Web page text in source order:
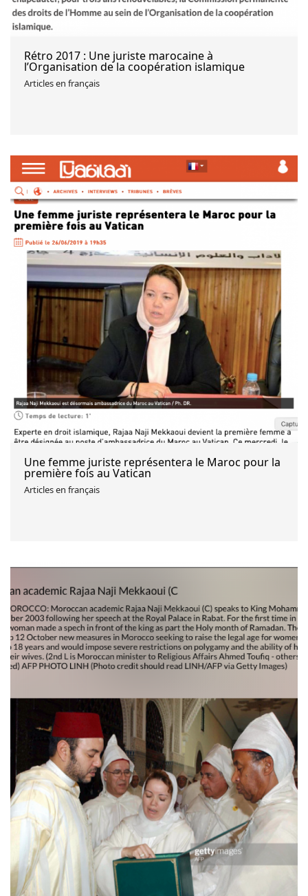
Rétro 2017 : Une juriste marocaine à
l’Organisation de la coopération islamique
Articles en français
Une femme juriste représentera le Maroc pour la
première fois au Vatican
Articles en français